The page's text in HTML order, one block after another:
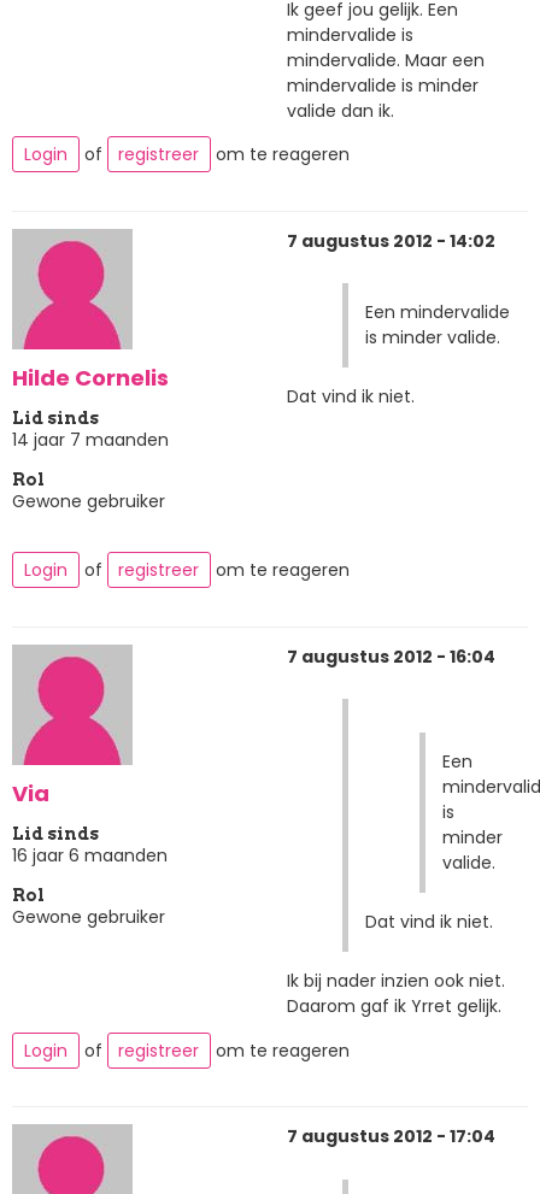
Ik geef jou gelijk. Een
mindervalide is
mindervalide. Maar een
mindervalide is minder
valide dan ik.
Login
of registreer om te reageren
Hilde Cornelis
Lid sinds
14 jaar 7 maanden
Rol
Gewone gebruiker
7 augustus 2012 - 14:02
Een mindervalide
is minder valide.
Dat vind ik niet.
Login of registreer om te reageren
Via
Lid sinds
16 jaar 6 maanden
Rol
Gewone gebruiker
7 augustus 2012 - 16:04
Een
is
minder
valide.
Dat vind ik niet.
Ik bij nader inzien ook niet.
Daarom gaf ik Yrret gelijk.
Login
of registreer om te reageren
7 augustus 2012 - 17:04